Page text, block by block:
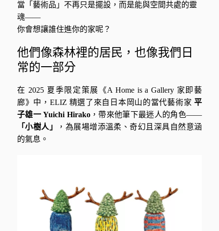
當「藝術品」不再只是擺設，而是能與空間共處的靈
魂——
你會想讓誰住進你的家呢？
他們像森林裡的居民，也像我們日
常的一部分
在 2025 夏季限定策展《A Home is a Gallery 家即藝
廊》中，ELIZ 精選了來自日本岡山的當代藝術家 平
子雄一 Yuichi Hirako，帶來他筆下最迷人的角色——
「小樹人」
，為展場增添溫柔、奇幻且深具自然意涵
的氣息。